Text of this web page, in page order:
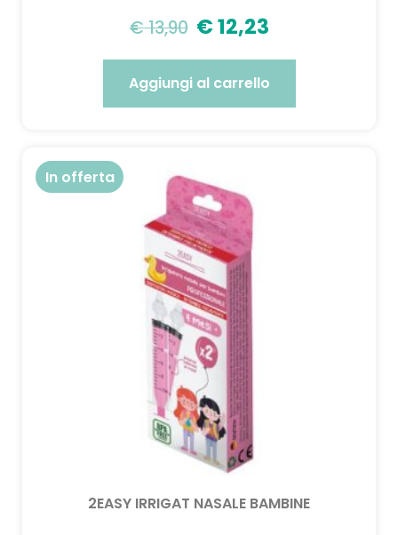
€13,90 €12,23
Aggiungi al carrello
In offerta
2EASY IRRIGAT NASALE BAMBINE